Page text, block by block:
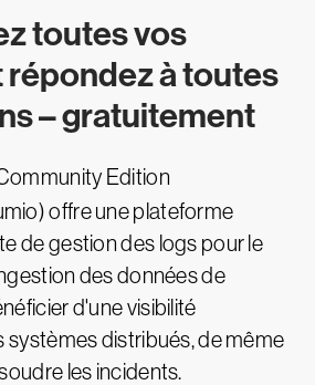
toutes vos
à toutes
– gratuitement
Edition
offre une plateforme
de gestion des logs pour le
des données de
d'une visibilité
systèmes distribués, de même
les incidents.